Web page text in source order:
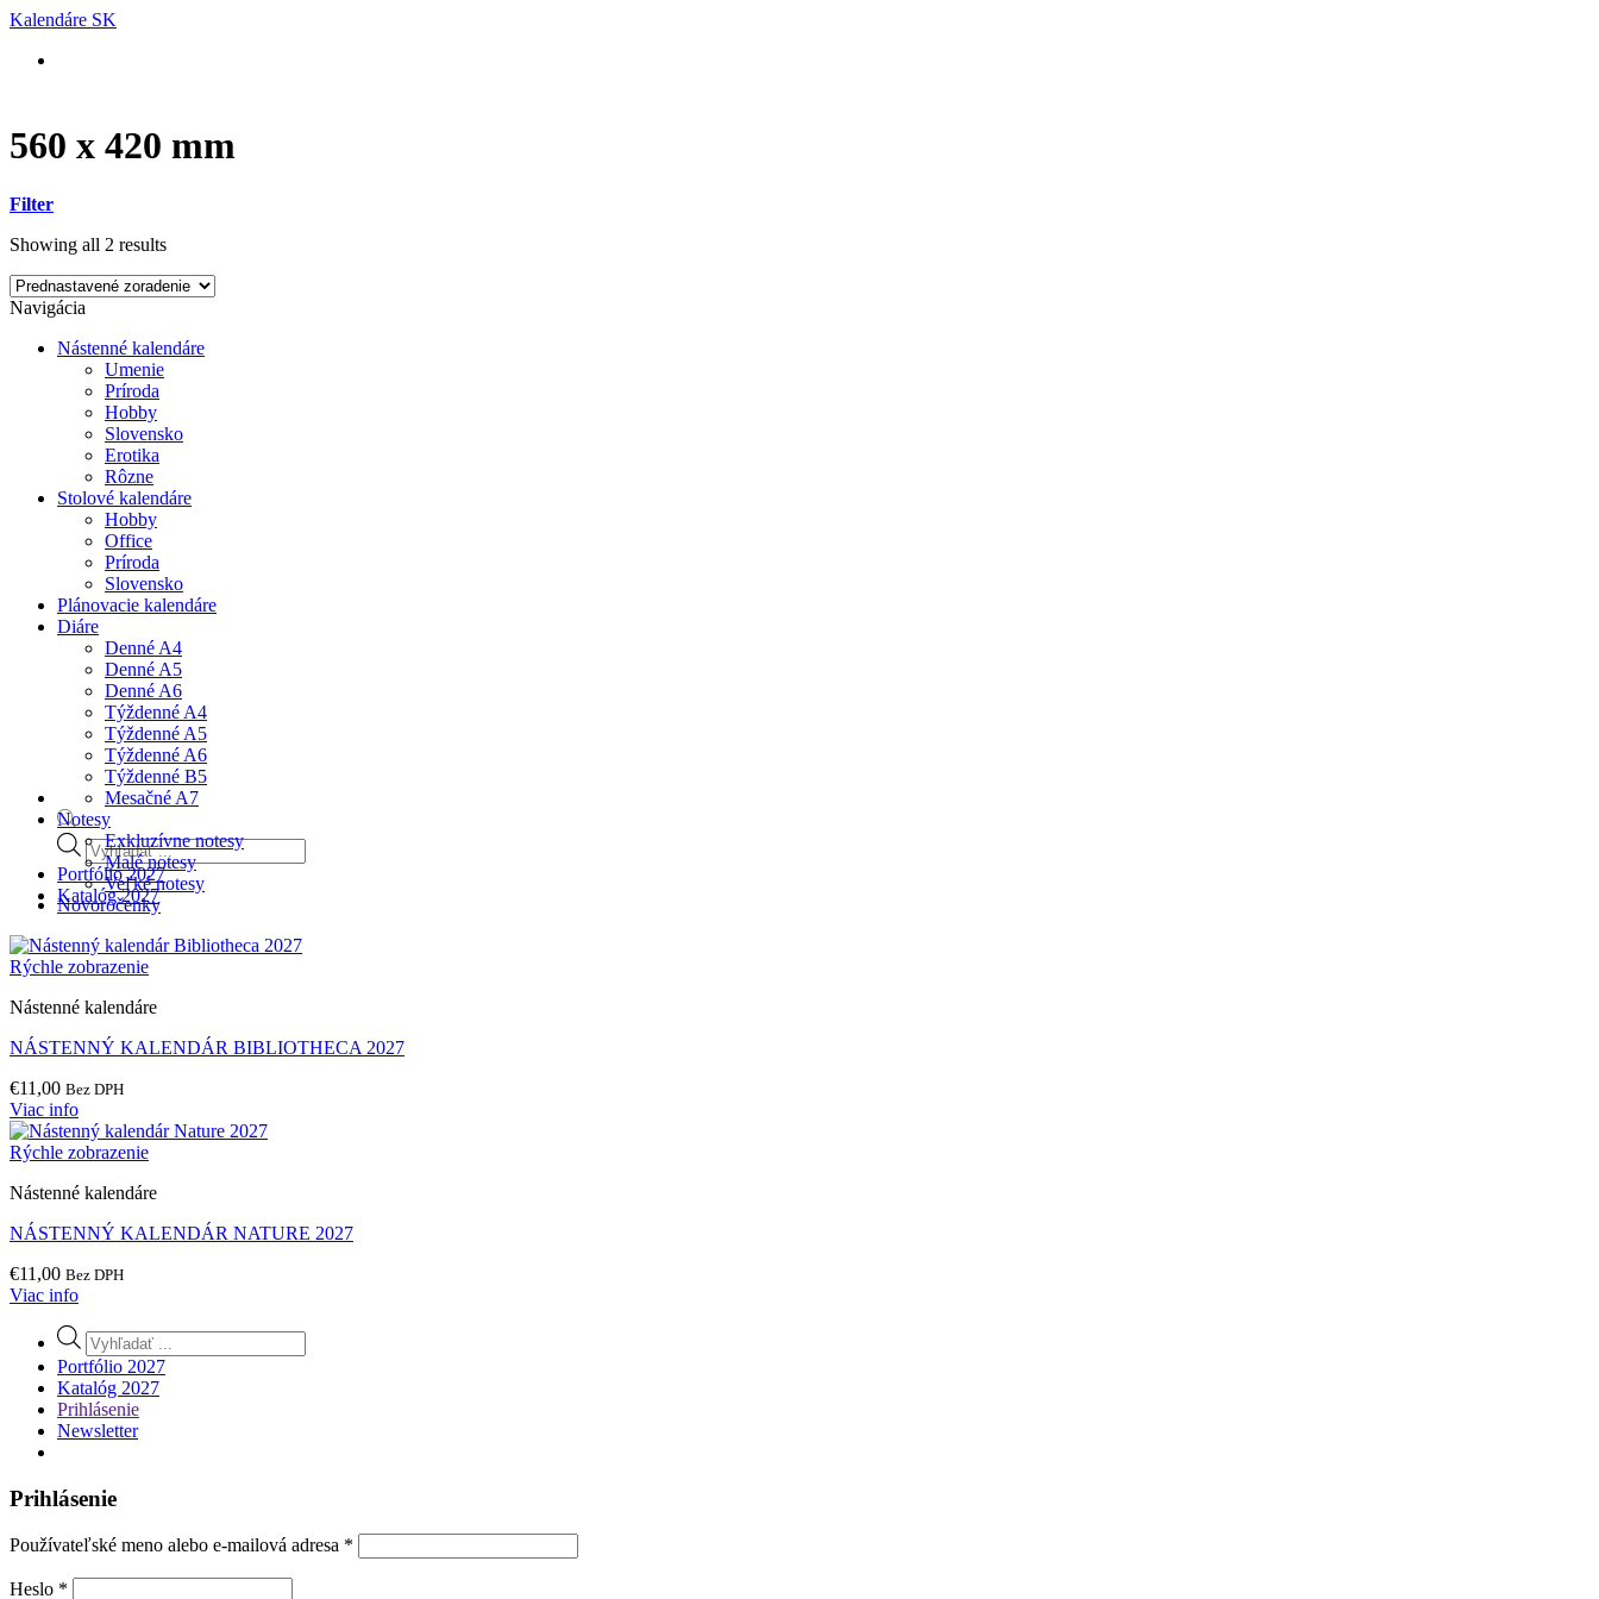
Skip
content
Kalendáre SK
Products
search
Portfólio 2027
Katalóg 2027
560 x 420 mm
Filter
Showing all 2 results
Navigácia
Nástenné kalendáre
Umenie
Príroda
Hobby
Slovensko
Erotika
Rôzne
Stolové kalendáre
Hobby
Office
Príroda
Slovensko
Plánovacie kalendáre
Diáre
Denné A4
Denné A5
Denné A6
Týždenné A4
Týždenné A5
Týždenné A6
Týždenné B5
Mesačné A7
Notesy
Exkluzívne notesy
Malé notesy
Veľké notesy
Novoročenky
Rýchle zobrazenie
Nástenné kalendáre
NÁSTENNÝ KALENDÁR BIBLIOTHECA 2027
€11,00 Bez DPH
Viac info
Rýchle zobrazenie
Nástenné kalendáre
NÁSTENNÝ KALENDÁR NATURE 2027
€11,00 Bez DPH
Viac info
Products
search
Portfólio 2027
Katalóg 2027
Prihlásenie
Newsletter
Prihlásenie
Používateľské meno alebo e-mailová adresa *
Heslo *